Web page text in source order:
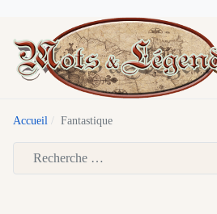
Accueil Fantastique